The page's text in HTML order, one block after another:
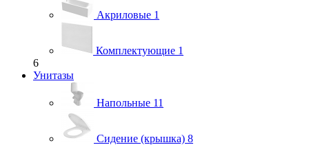
Акриловые 1
Комплектующие 1
6
Унитазы
Напольные 11
Сидение (крышка) 8